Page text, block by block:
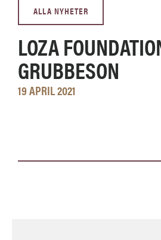
ALLA NYHETER
LOZA
GRUBBESON
19 APRIL 2021